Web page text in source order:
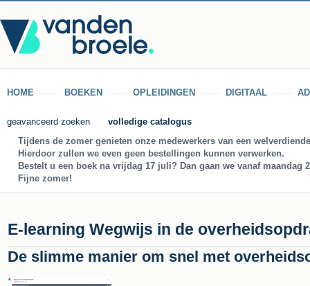
HOME BOEKEN OPLEIDINGEN DIGITAAL
geavanceerd zoeken
volledige catalogus
Tijdens de zomer genieten onze medewerkers van een
Hierdoor zullen we even geen bestellingen kunnen verwerken.
Bestelt u een boek na vrijdag 17 juli? Dan gaan we vanaf
Fijne zomer!
E-learning Wegwijs in de
De slimme manier om snel met